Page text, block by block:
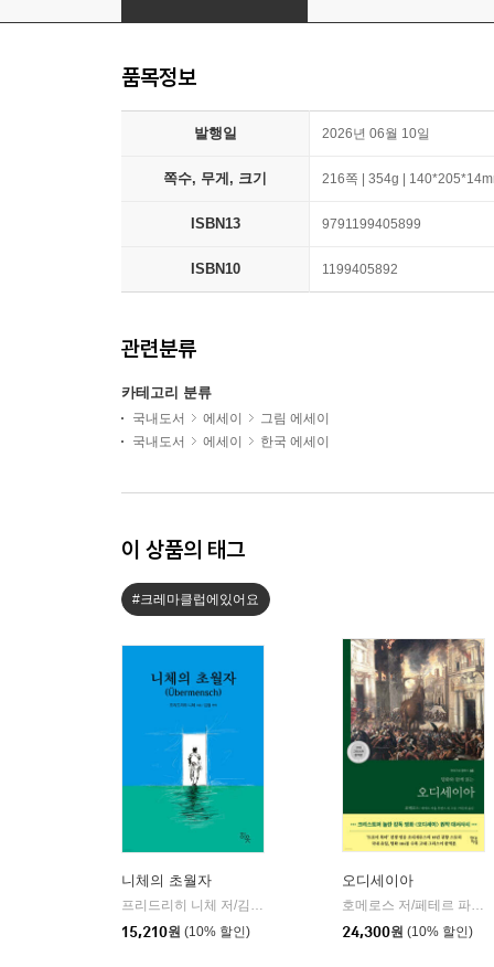
품목정보
발행일 2026년 06월 10일
쪽수, 무게, 크기 216쪽 | 354g |
ISBN13 9791199405899
ISBN10 1199405892
관련분류
카테고리 분류
국내도서 에세이
그림 에세이
국내도서
에세이 한국 에세이
이 상품의 태그
#크레마클럽에있어요
니체의 초월자
프리드리히 니체 저/김철 편역
15,210원 (10% 할인)
오디세이아
호메로스 저/페테르 파울 루벤스 그림/박문재 역
24,300원 (10% 할인)